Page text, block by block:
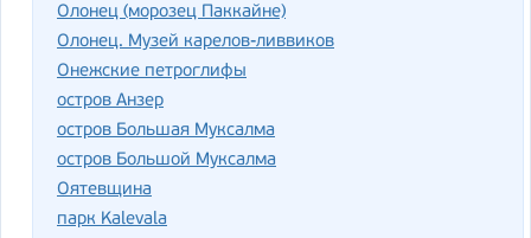
Олонец (морозец Паккайне)
Олонец. Музей карелов-ливвиков
Онежские петроглифы
остров Анзер
остров Большая Муксалма
остров Большой Муксалма
Оятевщина
парк Kalevala